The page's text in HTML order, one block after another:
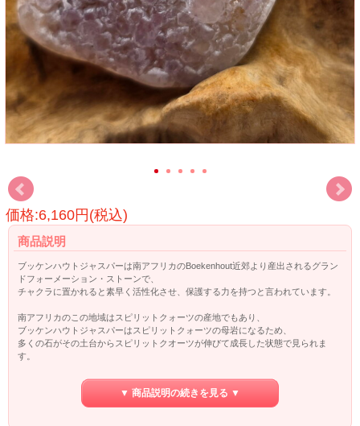
価格:6,160円(税込)
商品説明
ブッケンハウトジャスパーは南アフリカのBoekenhout近郊より産出されるグラン
ドフォーメーション・ストーンで、
チャクラに置かれると素早く活性化させ、保護する力を持つと言われています。
南アフリカのこの地域はスピリットクォーツの産地でもあり、
ブッケンハウトジャスパーはスピリットクォーツの母岩になるため、
多くの石がその土台からスピリットクオーツが伸びて成長した状態で見られま
す。
このブッケンハウトジャスパーとクオーツの一体化はこれらの高度なエナジーワ
ークを使う者に有効であり、
そのコンビネーションは必要な記憶を呼び覚まし、持つ者をガイドしてくれま
▼ 商品説明の続きを見る ▼